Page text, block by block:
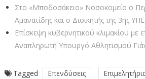
Στο «Μποδοσάκειo» Νοσοκομείο ο
Αμανατίδης και ο Διοικητής της 3ης
Επίσκεψη κυβερνητικού κλιμακίου με
Αναπληρωτή Υπουργό Αθλητισμού
Tagged Επενδύσεις